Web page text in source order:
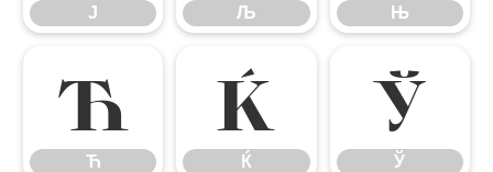
Ј Љ Њ
Ћ
Ћ
Ќ
Ќ
Ў
Ў